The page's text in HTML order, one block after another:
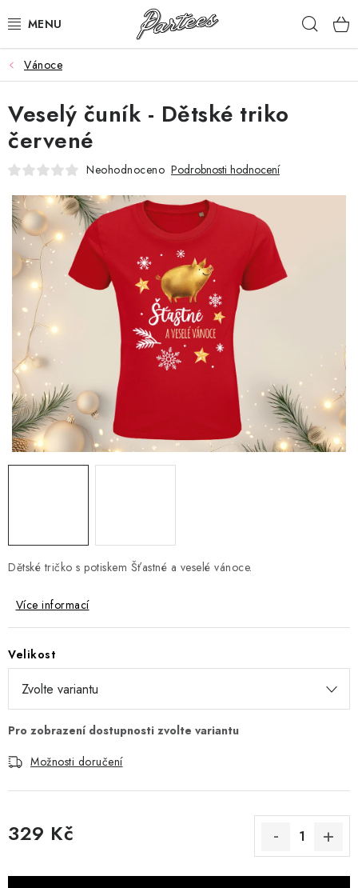
na
ROZLUČKA
NAROZENINY
NA MÍRU
DÁRKY
VÁNOCE
🖤 SLEVY
KONTAKTY
Jak nakupovat Moje objednávka
Výměna / vrácení zboží
Hodnocení obchodu
Obchodní podmínky
GDPR + cookies
Vánoce
Dětské tričko s potiskem Šťastné a veselé vánoce.
Více informací
Velikost
Možnosti doručení
329 Kč
Veselý čuník - Dětské triko
červené
Neohodnoceno Podrobnosti hodnocení